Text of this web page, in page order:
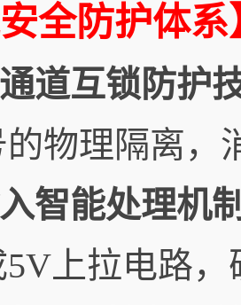
安全防护体系
道互锁防护
物理隔离，
智能处理机
上拉电路